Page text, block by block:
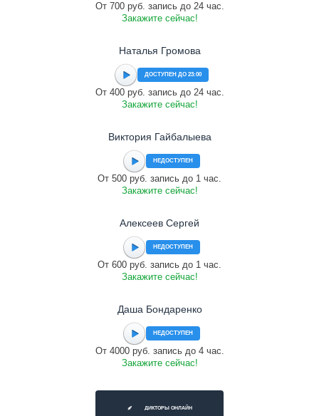
От 700 руб. запись до 24 час.
Закажите сейчас!
Наталья Громова
ДОСТУПЕН ДО 23:00
От 400 руб. запись до 24 час.
Закажите сейчас!
Виктория Гайбалыева
НЕДОСТУПЕН
От 500 руб. запись до 1 час.
Закажите сейчас!
Алексеев Сергей
НЕДОСТУПЕН
От 600 руб. запись до 1 час.
Закажите сейчас!
Даша Бондаренко
НЕДОСТУПЕН
От 4000 руб. запись до 4 час.
Закажите сейчас!
ДИКТОРЫ ОНЛАЙН